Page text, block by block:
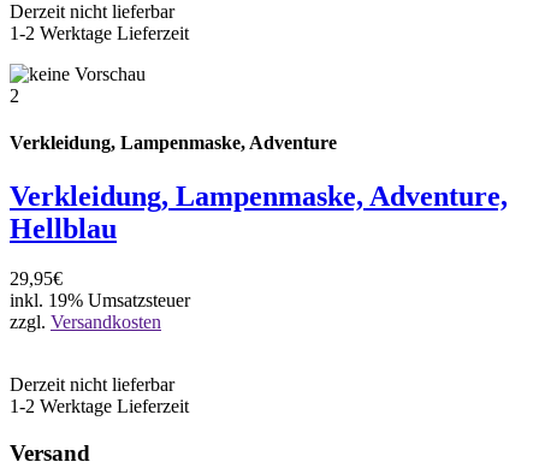
Derzeit nicht lieferbar
1-2 Werktage Lieferzeit
2
Verkleidung, Lampenmaske, Adventure
Verkleidung, Lampenmaske, Adventure,
Hellblau
29,95€
inkl. 19% Umsatzsteuer
zzgl. Versandkosten
Derzeit nicht lieferbar
1-2 Werktage Lieferzeit
Versand